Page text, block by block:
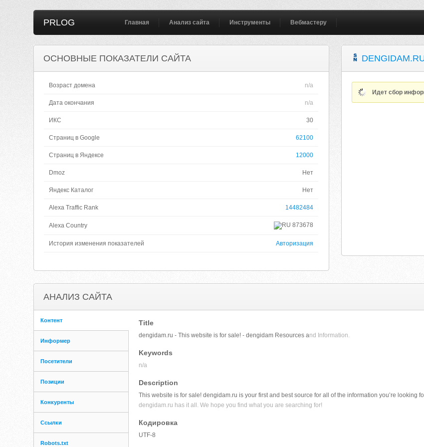
PRLOG Главная Анализ сайта Инструменты Вебмастеру
ОСНОВНЫЕ ПОКАЗАТЕЛИ САЙТА
Возраст домена n/a
Дата окончания n/a
ИКС 30
Страниц в Google 62100
Страниц в Яндексе 12000
Dmoz Нет
Яндекс Каталог Нет
Alexa Traffic Rank 14482484
Alexa Country 873678
История изменения показателей Авторизация
Идет сбор
АНАЛИЗ САЙТА
Контент
Информер
Посетители
Позиции
Конкуренты
Ссылки
Robots.txt
Title
dengidam.ru - This website is for sale! - dengidam Resources and Information.
Keywords
n/a
Description
This website is for sale! dengidam.ru is your first and best source for all of the information you’re looking
dengidam.ru has it all. We hope you find what you are searching for!
Кодировка
UTF-8